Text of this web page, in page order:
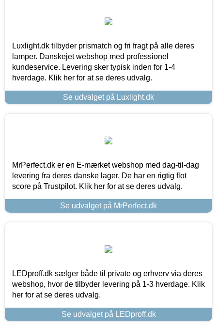
Luxlight.dk tilbyder prismatch og fri fragt på alle deres
lamper. Danskejet webshop med professionel
kundeservice. Levering sker typisk inden for 1-4
hverdage. Klik her for at se deres udvalg.
Se udvalget på Luxlight.dk
MrPerfect.dk er en E-mærket webshop med dag-til-dag
levering fra deres danske lager. De har en rigtig flot
score på Trustpilot. Klik her for at se deres udvalg.
Se udvalget på MrPerfect.dk
LEDproff.dk sælger både til private og erhverv via deres
webshop, hvor de tilbyder levering på 1-3 hverdage. Klik
her for at se deres udvalg.
Se udvalget på LEDproff.dk